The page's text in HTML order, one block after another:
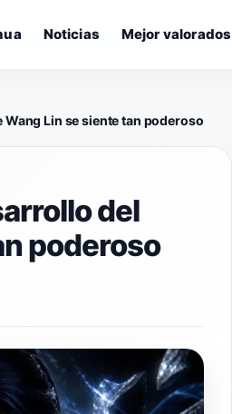
Noticias Mejor valorados
Lin se siente tan poderoso
del
poderoso